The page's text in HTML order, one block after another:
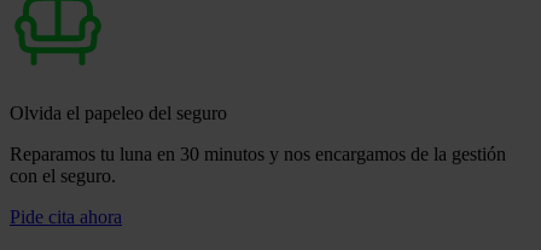
Olvida el papeleo del seguro
Reparamos tu luna en 30 minutos y nos encargamos de la gestión
con el seguro.
Pide cita ahora